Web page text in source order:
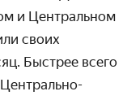
и Центральном
своих
Быстрее всего